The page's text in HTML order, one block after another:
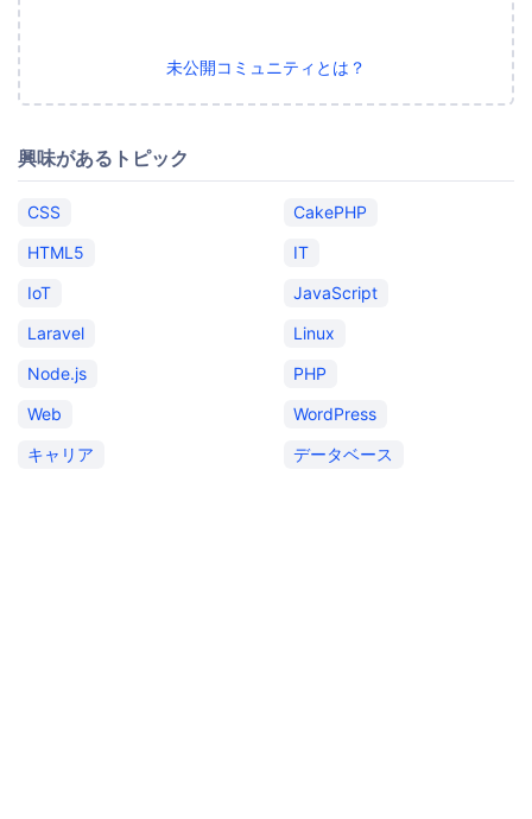
未公開コミュニティとは？
興味があるトピック
CSS
CakePHP
HTML5
IT
IoT
JavaScript
Laravel
Linux
Node.js
PHP
Web
WordPress
キャリア
データベース